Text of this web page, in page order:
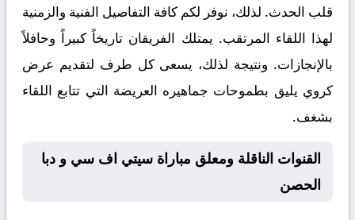
قلب الحدث. لذلك، نوفر لكم كافة التفاصيل الفنية والزمنية
لهذا اللقاء المرتقب. يمتلك الفريقان تاريخاً كبيراً وحافلاً
بالإنجازات. ونتيجة لذلك، يسعى كل طرف لتقديم عرض
كروي يليق بطموحات جماهيره العريضة التي تتابع اللقاء
بشغف.
القنوات الناقلة ومعلق مباراة سيتي اف سي و دبا
الحصن